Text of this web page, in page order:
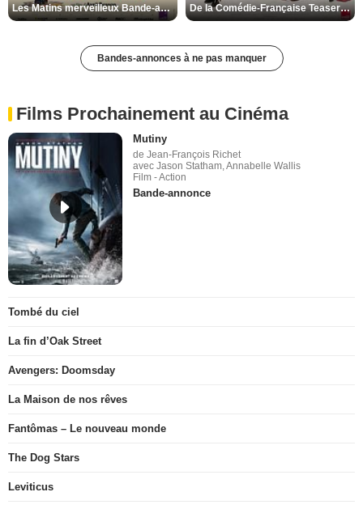
Les Matins merveilleux Bande-annonce VF De la Comédie-Française Teaser VF
Bandes-annonces à ne pas manquer
Films Prochainement au Cinéma
Mutiny
de Jean-François Richet
avec Jason Statham, Annabelle Wallis
Film - Action
Bande-annonce
Tombé du ciel
La fin d’Oak Street
Avengers: Doomsday
La Maison de nos rêves
Fantômas – Le nouveau monde
The Dog Stars
Leviticus